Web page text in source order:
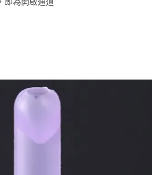
即為開啟通道